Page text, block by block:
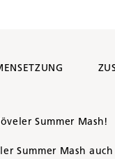
Summer Mash!
Mash